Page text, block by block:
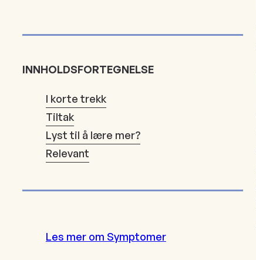
INNHOLDSFORTEGNELSE
I korte trekk
Tiltak
Lyst til å lære mer?
Relevant
Les mer om Symptomer